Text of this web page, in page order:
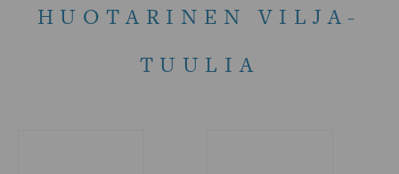
HUOTARINEN VILJA-
TUULIA